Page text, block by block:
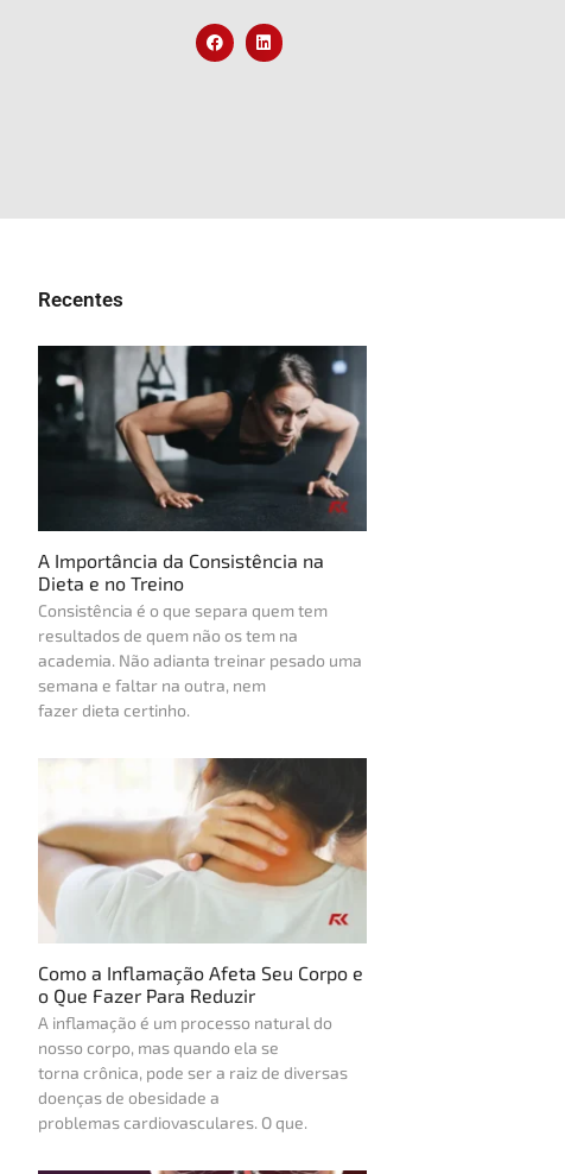
Recentes
A Importância da Consistência na
Dieta e no Treino
Consistência é o que separa quem tem
resultados de quem não os tem na
academia. Não adianta treinar pesado uma
semana e faltar na outra, nem
fazer dieta certinho.
Como a Inflamação Afeta Seu Corpo e
o Que Fazer Para Reduzir
A inflamação é um processo natural do
nosso corpo, mas quando ela se
torna crônica, pode ser a raiz de diversas
doenças de obesidade a
problemas cardiovasculares. O que.